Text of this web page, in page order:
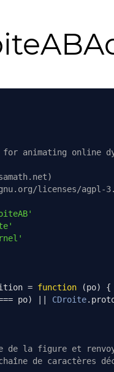
animating online
licenses/agpl-
= function (po)
{
po) CDroite.
la figure et
de caractères